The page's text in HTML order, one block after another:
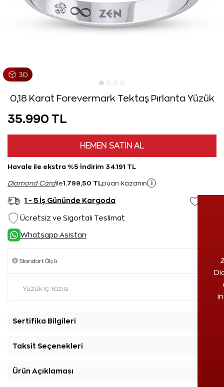
0,18 Karat Forevermark Tektaş Pırlanta Yüzük
35.990 TL
HEMEN SATIN AL
Havale ile ekstra %5 İndirim 34.191 TL
Diamond Cardile1.799,50 TL puan kazanın i
1 - 5 İş Gününde Kargoda
Ücretsiz ve Sigortalı Teslimat
Whatsapp Asistan
Sertifika Bilgileri
Taksit Seçenekleri
Ürün Açıklaması